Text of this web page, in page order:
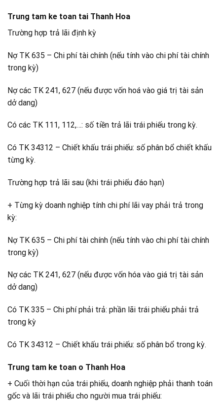
Trung tam ke toan tai Thanh Hoa
Trường hợp trả lãi định kỳ
Nợ TK 635 – Chi phí tài chính (nếu tính vào chi phí tài chính
trong kỳ)
Nợ các TK 241, 627 (nếu được vốn hoá vào giá trị tài sản
dở dang)
Có các TK 111, 112,…: số tiền trả lãi trái phiếu trong kỳ.
Có TK 34312 – Chiết khấu trái phiếu: số phân bổ chiết khấu
từng kỳ.
Trường hợp trả lãi sau (khi trái phiếu đáo hạn)
+ Từng kỳ doanh nghiệp tính chi phí lãi vay phải trả trong
kỳ:
Nợ TK 635 – Chi phí tài chính (nếu tính vào chi phí tài chính
trong kỳ)
Nợ các TK 241, 627 (nếu được vốn hóa vào giá trị tài sản
dở dang)
Có TK 335 – Chi phí phải trả: phần lãi trái phiếu phải trả
trong kỳ
Có TK 34312 – Chiết khấu trái phiếu: số phân bổ trong kỳ.
Trung tam ke toan o Thanh Hoa
+ Cuối thời hạn của trái phiếu, doanh nghiệp phải thanh toán
gốc và lãi trái phiếu cho người mua trái phiếu: